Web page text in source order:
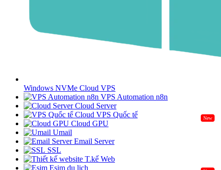
Windows NVMe Cloud VPS
VPS Automation n8n
Cloud Server
Cloud VPS Quốc tế
New
Cloud GPU
Umail
Email Server
SSL
T.kế Web
Esim du lịch